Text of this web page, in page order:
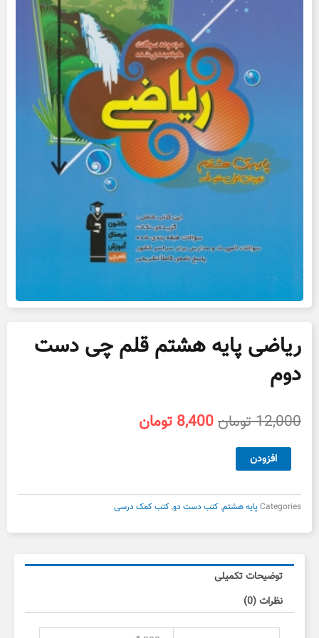
ریاضی پایه هشتم قلم چی دست
دوم
12,000تومانقیمت
8,400 تومان
ریاضی
پایه
قلم
دست
عدد
افزودن
Categoriesپایه هشتم,کتب دست دو,کتب کمک درسی
توضیحات تکمیلی
نظرات (0)